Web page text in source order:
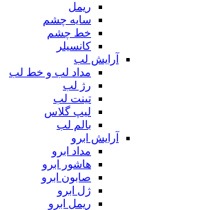
ریمل
سایه چشم
خط چشم
کانسیلر
آرایش لب
مداد لب و خط لب
رژ لب
تینت لب
لیپ گلاس
بالم لب
آرایش ابرو
مداد ابرو
هاشور ابرو
صابون ابرو
ژل ابرو
ریمل ابرو